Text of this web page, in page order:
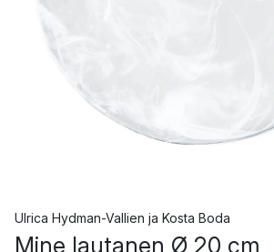
Ulrica Hydman-Vallien ja Kosta Boda
Mine lautanen Ø 20 cm